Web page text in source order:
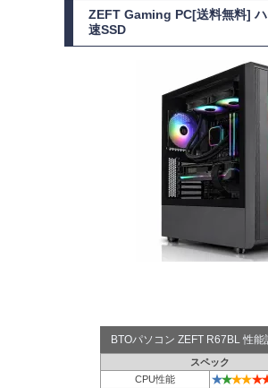
ZEFT Gaming PC[送料無料]
速SSD
BTOパソコン ZEFT R67BL 性
スペック
CPU性能
★★★★★